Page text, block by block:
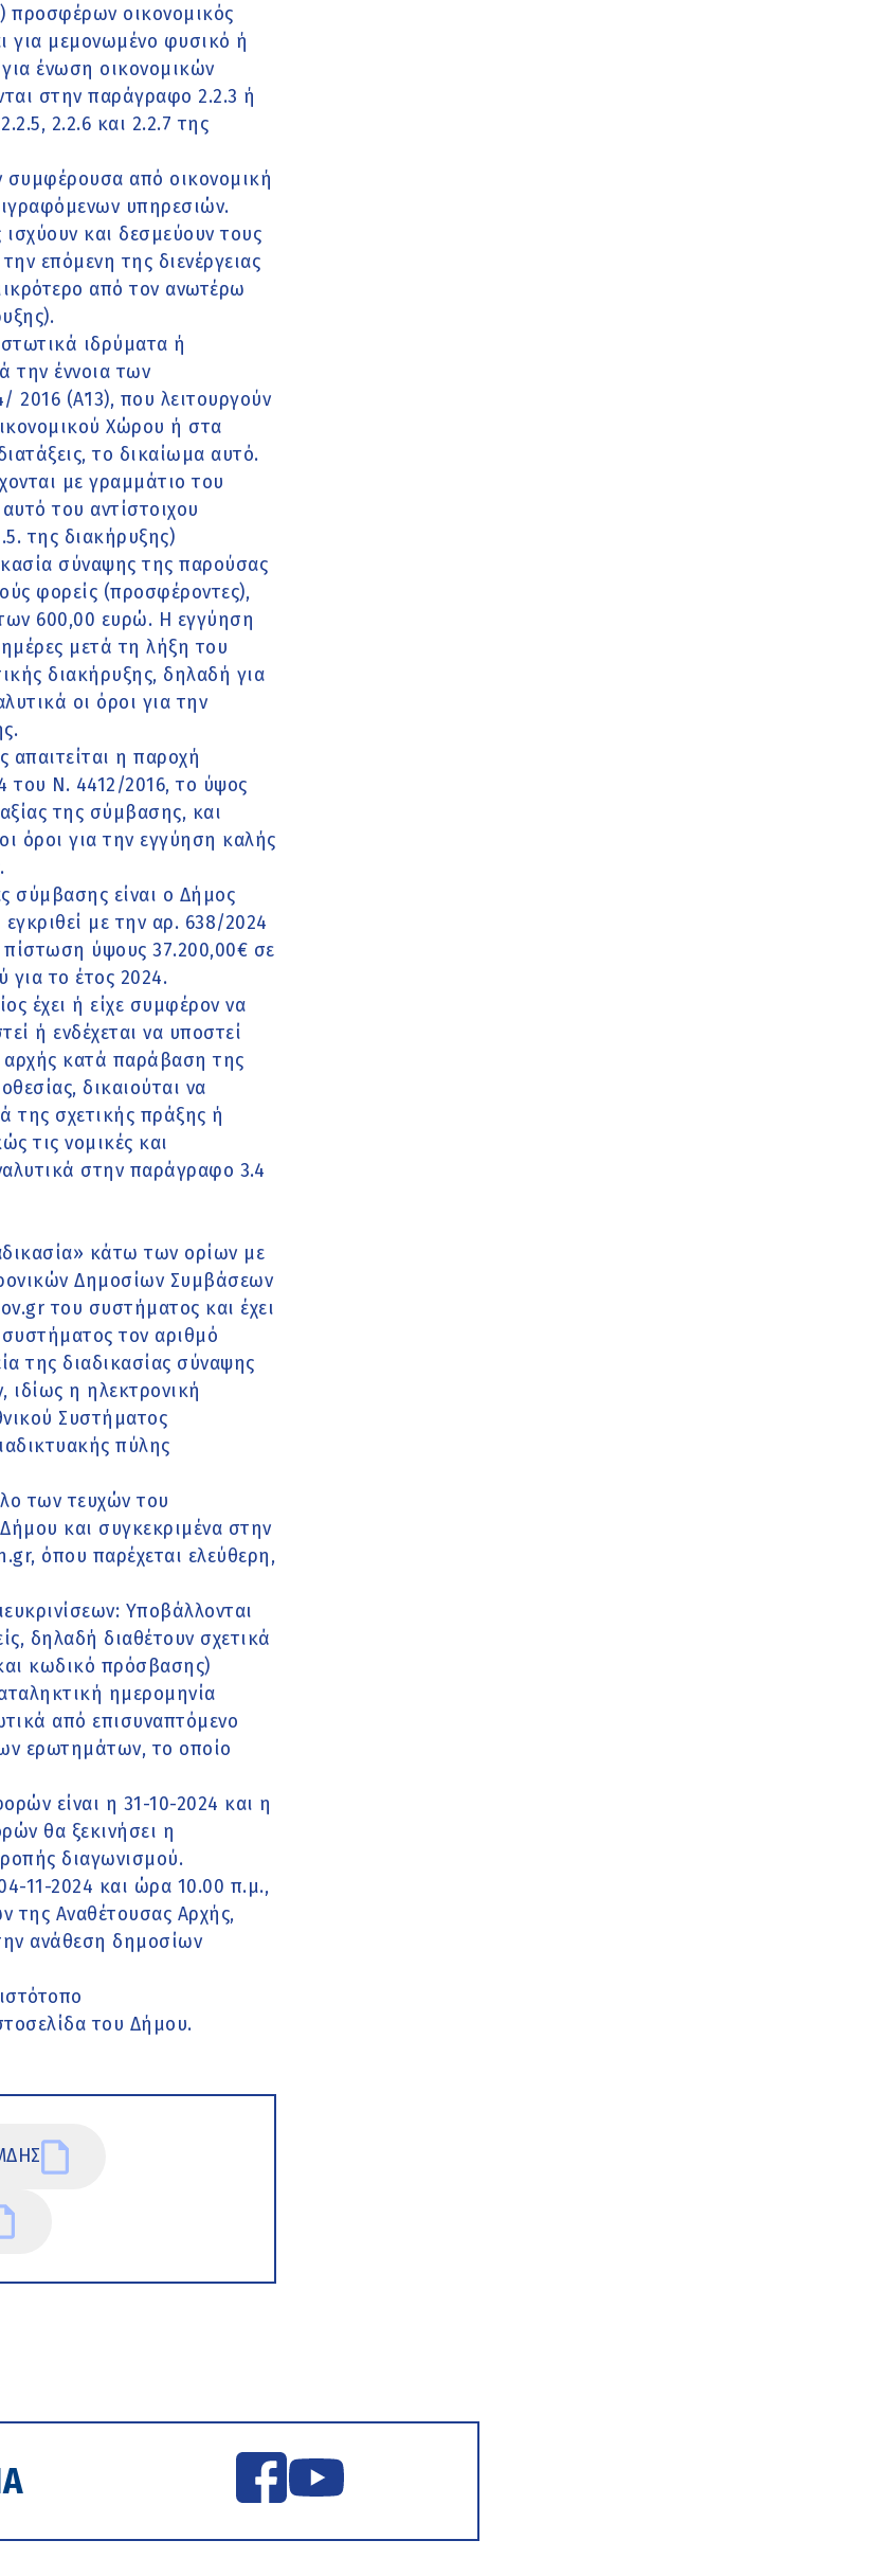
προσφέρων οικονομικός
για μεμονωμένο φυσικό ή
ένωση οικονομικών
στην παράγραφο 2.2.3 ή
2.2.6 και 2.2.7 της
συμφέρουσα από οικονομική
υπηρεσιών.
και δεσμεύουν τους
επόμενη της διενέργειας
από τον ανωτέρω
ιδρύματα ή
την έννοια των
(Α΄13), που λειτουργούν
Χώρου ή στα
το δικαίωμα αυτό.
με γραμμάτιο του
του αντίστοιχου
της διακήρυξης)
σύναψης της παρούσας
φορείς (προσφέροντες),
600,00 ευρώ. Η εγγύηση
μετά τη λήξη του
διακήρυξης, δηλαδή για
οι όροι για την
η παροχή
του Ν. 4412/2016, το ύψος
της σύμβασης, και
όροι για την εγγύηση καλής
σύμβασης είναι ο Δήμος
με την αρ. 638/2024
ύψους 37.200,00€ σε
για το έτος 2024.
έχει ή είχε συμφέρον να
ή ενδέχεται να υποστεί
αρχής κατά παράβαση της
δικαιούται να
της σχετικής πράξης ή
τις νομικές και
στην παράγραφο 3.4
κάτω των ορίων με
Δημοσίων Συμβάσεων
του συστήματος και έχει
τον αριθµό
της διαδικασίας σύναψης
η ηλεκτρονική
Συστήματος
πύλης
των τευχών του
και συγκεκριμένα στην
όπου παρέχεται ελεύθερη,
Υποβάλλονται
δηλαδή διαθέτουν σχετικά
κωδικό πρόσβασης)
ημερομηνία
από επισυναπτόμενο
ερωτημάτων, το οποίο
είναι η 31-10-2024 και η
θα ξεκινήσει η
διαγωνισμού.
11-2024 και ώρα 10.00 π.μ.,
Αναθέτουσας Αρχής,
ανάθεση δημοσίων
του Δήμου.